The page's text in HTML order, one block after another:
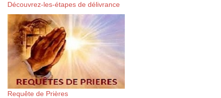
Découvrez-les-étapes de délivrance
Requête de Prières